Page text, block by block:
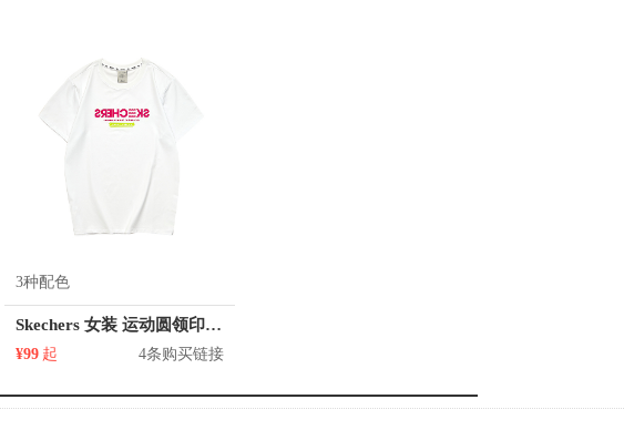
3种配色
Skechers 女装 运动圆领印花短袖T恤 L221U061
¥99 起 4条购买链接